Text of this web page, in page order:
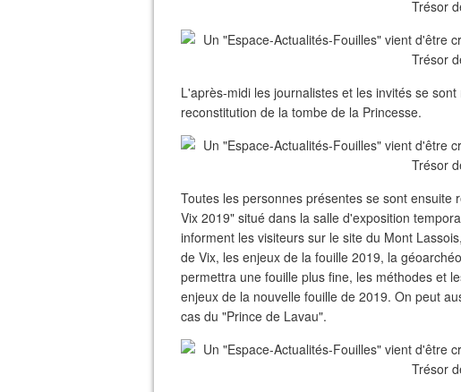
L'après-midi les journalistes et les invités se
reconstitution de la tombe de la Princesse.
Toutes les personnes présentes se sont ensuite
Vix 2019" situé dans la salle d'exposition
informent les visiteurs sur le site du Mont
de Vix, les enjeux de la fouille 2019, la
permettra une fouille plus fine, les méthodes et
enjeux de la nouvelle fouille de 2019. On peut
cas du "Prince de Lavau".